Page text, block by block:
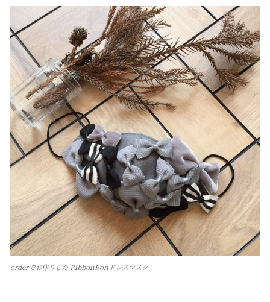
orderでお作りした RibbonBonドレスマスク